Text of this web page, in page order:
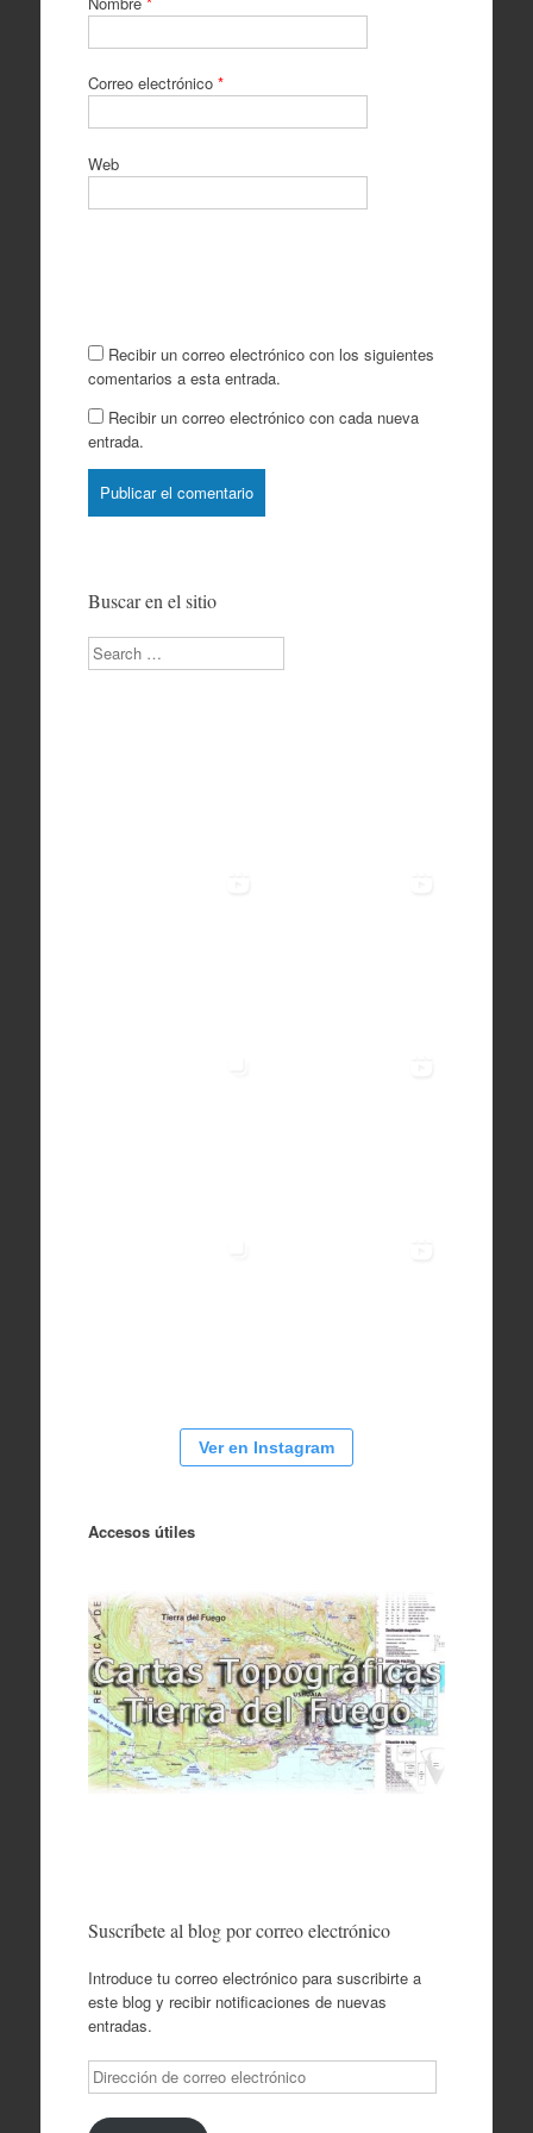
Correo electrónico *
Web
Recibir un correo electrónico con los siguientes
comentarios a esta entrada.
Recibir un correo electrónico con cada nueva
entrada.
Buscar en el sitio
Search
Ver en Instagram
Accesos útiles
Suscríbete al blog por correo electrónico
Introduce tu correo electrónico para suscribirte a
este blog y recibir notificaciones de nuevas
entradas.
Dirección
de
correo